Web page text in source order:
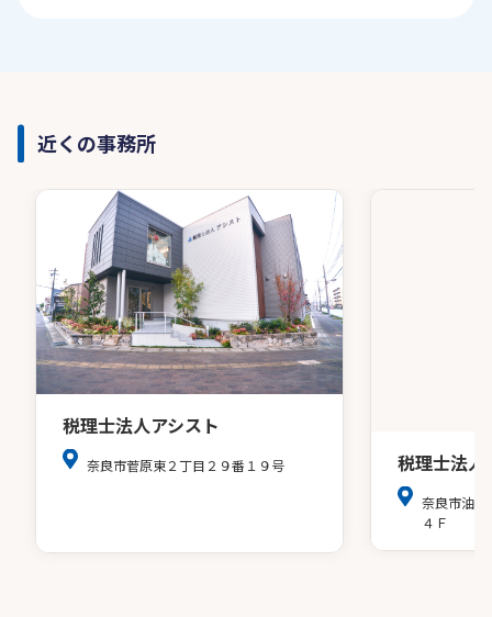
近くの事務所
税理士法人アシスト
奈良市菅原東２丁目２９番１９号 税理士法人
奈良市油阪
４Ｆ